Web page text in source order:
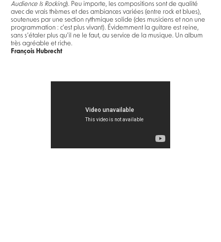
Audience Is Rocking). Peu importe, les compositions sont de qualité
avec de vrais thèmes et des ambiances variées (entre rock et blues),
soutenues par une section rythmique solide (des musiciens et non une
programmation : c’est plus vivant). Évidemment la guitare est reine,
sans s’étaler plus qu’il ne le faut, au service de la musique. Un album
très agréable et riche.
François Hubrecht